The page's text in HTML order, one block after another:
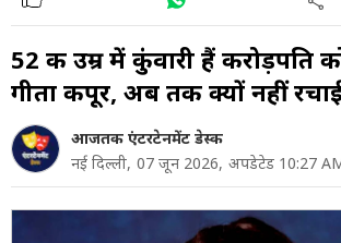
52 की उम्र में कुंवारी हैं करोड़पति
गीता कपूर, अब तक क्यों नहीं
आजतक एंटरटेनमेंट डेस्क
नई दिल्ली, 07 जून 2026, अपडेटेड 10:27